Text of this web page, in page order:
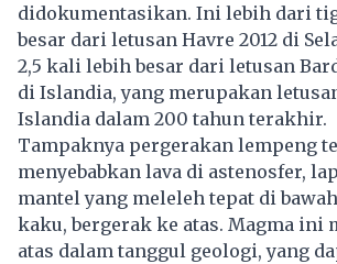
didokumentasikan. Ini lebih dari
besar dari letusan Havre 2012 di
2,5 kali lebih besar dari letusan
di Islandia, yang merupakan
Islandia dalam 200 tahun terakhir.
Tampaknya pergerakan lempeng
menyebabkan lava di astenosfer,
mantel yang meleleh tepat di
kaku, bergerak ke atas. Magma ini
atas dalam tanggul geologi, yang